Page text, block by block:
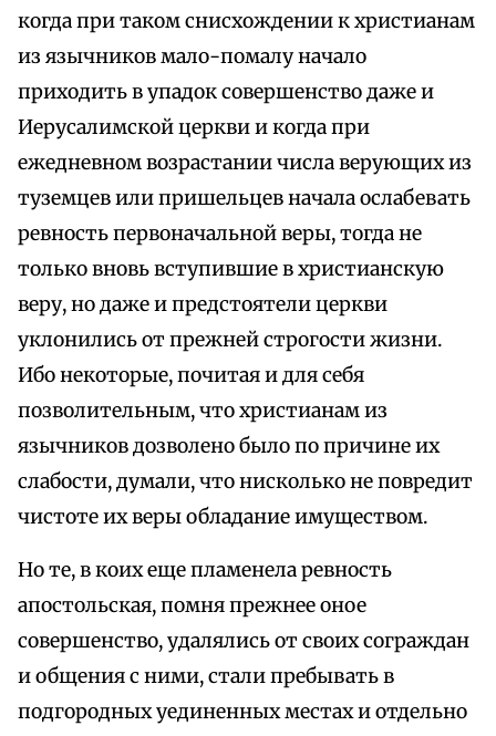
когда при таком снисхождении к христианам
из язычников мало-помалу начало
приходить в упадок совершенство даже и
Иерусалимской церкви и когда при
ежедневном возрастании числа верующих из
туземцев или пришельцев начала ослабевать
ревность первоначальной веры, тогда не
только вновь вступившие в христианскую
веру, но даже и предстоятели церкви
уклонились от прежней строгости жизни.
Ибо некоторые, почитая и для себя
позволительным, что христианам из
язычников дозволено было по причине их
слабости, думали, что нисколько не повредит
чистоте их веры обладание имуществом.
Но те, в коих еще пламенела ревность
апостольская, помня прежнее оное
совершенство, удалялись от своих сограждан
и общения с ними, стали пребывать в
подгородных уединенных местах и отдельно